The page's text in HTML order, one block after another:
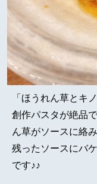
「ほうれん草とキ
創作パスタが絶品
ん草がソースに絡
残ったソースにバ
です♪♪